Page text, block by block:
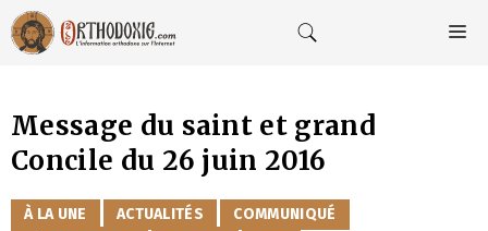
Aller
au
contenu
Message du saint et grand
Concile du 26 juin 2016
CATÉGORIES
À LA UNE ACTUALITÉS
COMMUNIQUÉ